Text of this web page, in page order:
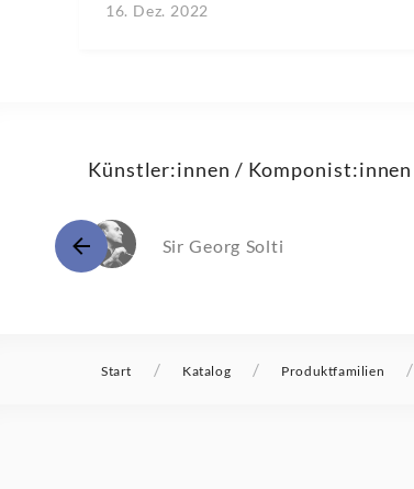
16. Dez. 2022
Künstler:innen / Komponist:innen
Sir Georg Solti
Start / Katalog / Produktfamilien /